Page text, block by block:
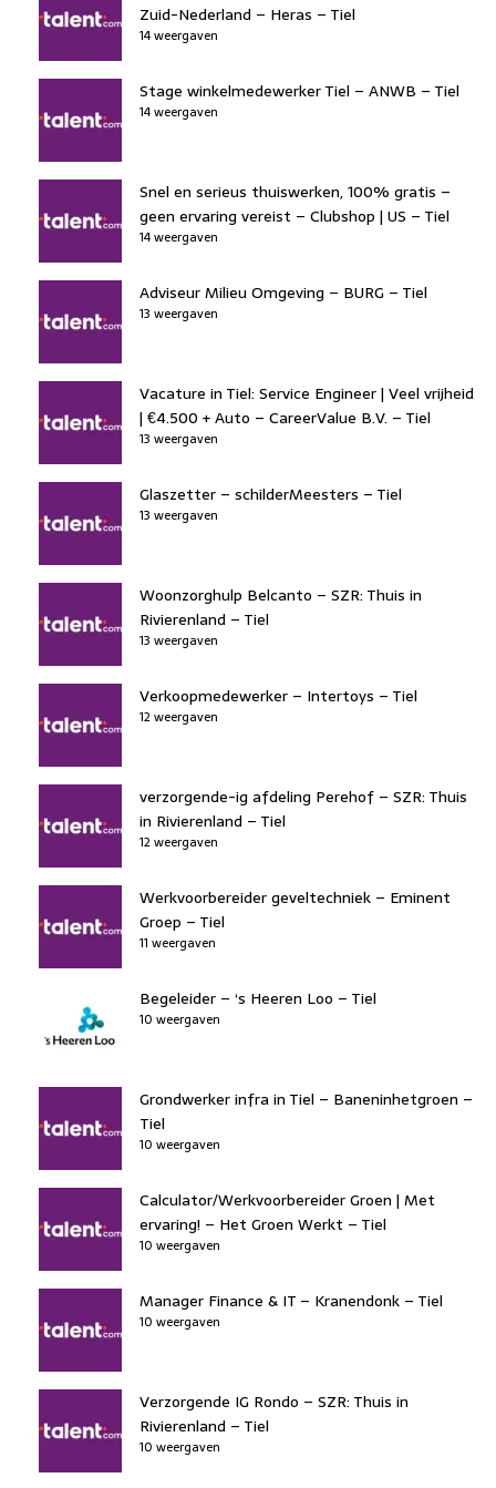
Zuid-Nederland – Heras – Tiel
14 weergaven
Stage winkelmedewerker Tiel – ANWB – Tiel
14 weergaven
Snel en serieus thuiswerken, 100% gratis –
geen ervaring vereist – Clubshop | US – Tiel
14 weergaven
Adviseur Milieu Omgeving – BURG – Tiel
13 weergaven
Vacature in Tiel: Service Engineer | Veel vrijheid
| €4.500 + Auto – CareerValue B.V. – Tiel
13 weergaven
Glaszetter – schilderMeesters – Tiel
13 weergaven
Woonzorghulp Belcanto – SZR: Thuis in
Rivierenland – Tiel
13 weergaven
Verkoopmedewerker – Intertoys – Tiel
12 weergaven
verzorgende-ig afdeling Perehof – SZR: Thuis
in Rivierenland – Tiel
12 weergaven
Werkvoorbereider geveltechniek – Eminent
Groep – Tiel
11 weergaven
Begeleider – ‘s Heeren Loo – Tiel
10 weergaven
Grondwerker infra in Tiel – Baneninhetgroen –
Tiel
10 weergaven
Calculator/Werkvoorbereider Groen | Met
ervaring! – Het Groen Werkt – Tiel
10 weergaven
Manager Finance & IT – Kranendonk – Tiel
10 weergaven
Verzorgende IG Rondo – SZR: Thuis in
Rivierenland – Tiel
10 weergaven